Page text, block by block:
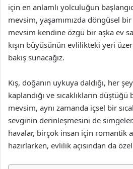
için en anlamlı yolculuğun
mevsim, yaşamımızda döngüsel
mevsim kendine özgü bir aşka ev
kışın büyüsünün evlilikteki yeri
bakış sunacağız.
Kış, doğanın uykuya daldığı, her
kaplandığı ve sıcaklıkların
mevsim, aynı zamanda içsel bir
sevginin derinleşmesini de
havalar, birçok insan için romantik
hazırlarken, evlilik açısından da